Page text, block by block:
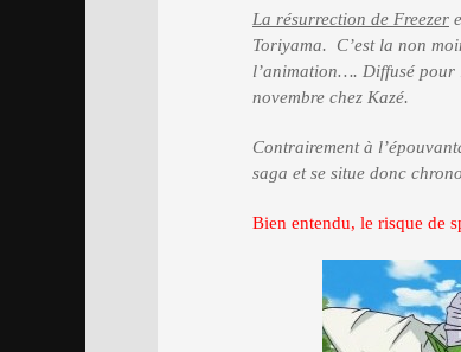
La résurrection de Freezer
Toriyama. C’est la non
l’animation…. Diffusé pour
novembre chez Kazé.
Contrairement à
saga et se situe donc
Bien entendu, le risque de